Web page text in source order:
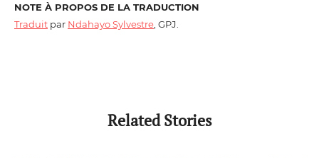
NOTE À PROPOS DE LA TRADUCTION
Traduit par Ndahayo Sylvestre , GPJ.
Related Stories